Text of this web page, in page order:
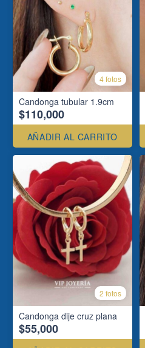
4 fotos
Candonga tubular 1.9cm
$110,000
AÑADIR AL CARRITO
2 fotos
Candonga dije cruz plana
$55,000